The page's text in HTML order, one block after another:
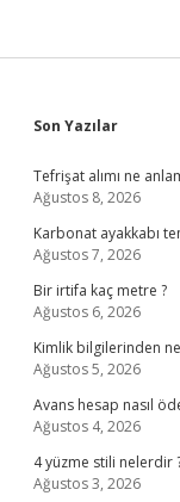
Sidebar
Son Yazılar
Tefrişat alımı ne
Ağustos 8, 2026
Karbonat ayakkabı
Ağustos 7, 2026
Bir irtifa kaç metre ?
Ağustos 6, 2026
Kimlik bilgilerinden
Ağustos 5, 2026
Avans hesap nasıl
Ağustos 4, 2026
4 yüzme stili nelerdir
Ağustos 3, 2026